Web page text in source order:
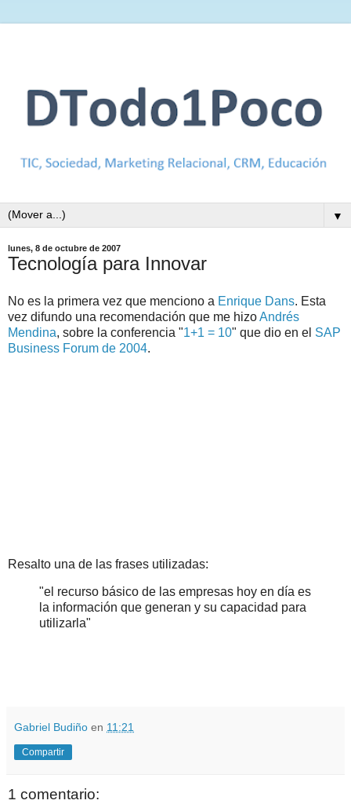
▼
lunes, 8 de octubre de 2007
Tecnología para Innovar
No es la primera vez que menciono a Enrique Dans. Esta
vez difundo una recomendación que me hizoAndrés
Mendina, sobre la conferencia "1+1 = 10" que dio en el SAP
Business Forum de 2004.
Resalto una de las frases utilizadas:
"el recurso básico de las empresas hoy en día es
la información que generan y su capacidad para
utilizarla"
Gabriel Budiño en 11:21
Compartir
1 comentario: